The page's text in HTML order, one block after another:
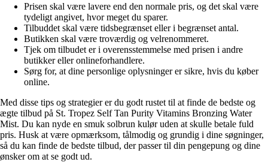
Prisen skal være lavere end den normale pris, og det skal være
tydeligt angivet, hvor meget du sparer.
Tilbuddet skal være tidsbegrænset eller i begrænset antal.
Butikken skal være troværdig og velrenommeret.
Tjek om tilbudet er i overensstemmelse med prisen i andre
butikker eller onlineforhandlere.
Sørg for, at dine personlige oplysninger er sikre, hvis du køber
online.
Med disse tips og strategier er du godt rustet til at finde de bedste og
ægte tilbud på St. Tropez Self Tan Purity Vitamins Bronzing Water
Mist. Du kan nyde en smuk solbrun kulør uden at skulle betale fuld
pris. Husk at være opmærksom, tålmodig og grundig i dine søgninger,
så du kan finde de bedste tilbud, der passer til din pengepung og dine
ønsker om at se godt ud.